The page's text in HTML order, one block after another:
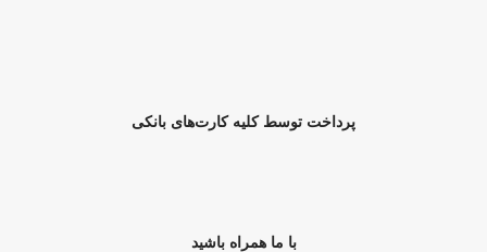
پرداخت توسط کلیه کارت‌های بانکی
با ما همراه باشید